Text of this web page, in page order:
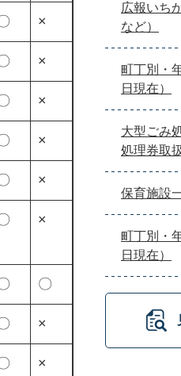
×
×
×
×
×
×
〇
×
×
広報いち
など）
町丁別・
日現在）
大型ごみ
処理券取
保育施設
町丁別・
日現在）